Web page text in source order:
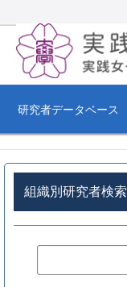
研究者データベース
組織別研究者検索